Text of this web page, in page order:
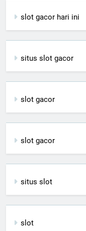
slot gacor hari ini
situs slot gacor
slot gacor
slot gacor
situs slot
slot